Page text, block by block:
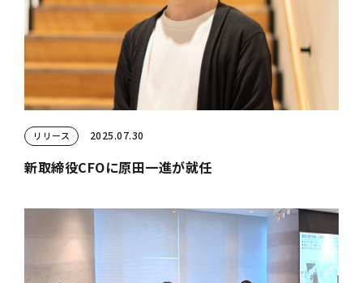
リリース 2025.07.30
新取締役CFOに原田一進が就任